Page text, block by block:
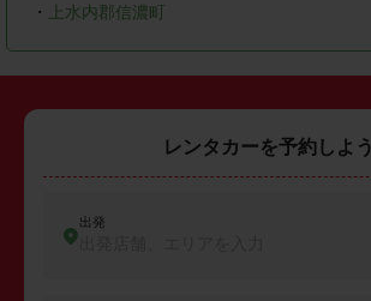
・ 上水内郡信濃町
レンタカーを予約しよう
出発